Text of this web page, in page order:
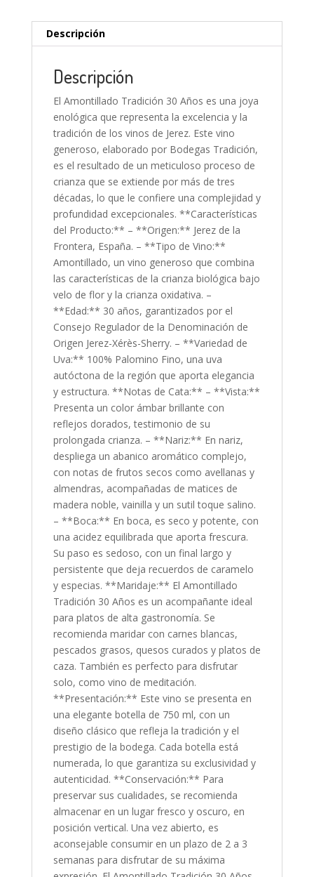
Descripción
Descripción
El Amontillado Tradición 30 Años es una joya
enológica que representa la excelencia y la
tradición de los vinos de Jerez. Este vino
generoso, elaborado por Bodegas Tradición,
es el resultado de un meticuloso proceso de
crianza que se extiende por más de tres
décadas, lo que le confiere una complejidad y
profundidad excepcionales. **Características
del Producto:** – **Origen:** Jerez de la
Frontera, España. – **Tipo de Vino:**
Amontillado, un vino generoso que combina
las características de la crianza biológica bajo
velo de flor y la crianza oxidativa. –
**Edad:** 30 años, garantizados por el
Consejo Regulador de la Denominación de
Origen Jerez-Xérès-Sherry. – **Variedad de
Uva:** 100% Palomino Fino, una uva
autóctona de la región que aporta elegancia
y estructura. **Notas de Cata:** – **Vista:**
Presenta un color ámbar brillante con
reflejos dorados, testimonio de su
prolongada crianza. – **Nariz:** En nariz,
despliega un abanico aromático complejo,
con notas de frutos secos como avellanas y
almendras, acompañadas de matices de
madera noble, vainilla y un sutil toque salino.
– **Boca:** En boca, es seco y potente, con
una acidez equilibrada que aporta frescura.
Su paso es sedoso, con un final largo y
persistente que deja recuerdos de caramelo
y especias. **Maridaje:** El Amontillado
Tradición 30 Años es un acompañante ideal
para platos de alta gastronomía. Se
recomienda maridar con carnes blancas,
pescados grasos, quesos curados y platos de
caza. También es perfecto para disfrutar
solo, como vino de meditación.
**Presentación:** Este vino se presenta en
una elegante botella de 750 ml, con un
diseño clásico que refleja la tradición y el
prestigio de la bodega. Cada botella está
numerada, lo que garantiza su exclusividad y
autenticidad. **Conservación:** Para
preservar sus cualidades, se recomienda
almacenar en un lugar fresco y oscuro, en
posición vertical. Una vez abierto, es
aconsejable consumir en un plazo de 2 a 3
semanas para disfrutar de su máxima